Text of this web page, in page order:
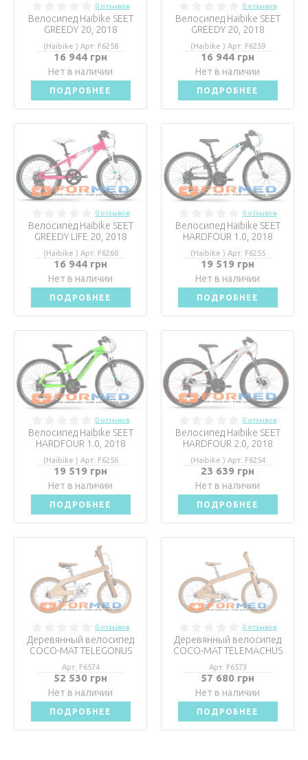
0 отзывов
Велосипед Haibike SEET
GREEDY 20, 2018
(Haibike ) Арт: F6258
16 944 грн
Нет в наличии
ПОДРОБНЕЕ
0 отзывов
Велосипед Haibike SEET
GREEDY 20, 2018
(Haibike ) Арт: F6259
16 944 грн
Нет в наличии
ПОДРОБНЕЕ
0 отзывов
Велосипед Haibike SEET
GREEDY LIFE 20, 2018
(Haibike ) Арт: F6260
16 944 грн
Нет в наличии
ПОДРОБНЕЕ
0 отзывов
Велосипед Haibike SEET
HARDFOUR 1.0, 2018
(Haibike ) Арт: F6255
19 519 грн
Нет в наличии
ПОДРОБНЕЕ
0 отзывов
Велосипед Haibike SEET
HARDFOUR 1.0, 2018
(Haibike ) Арт: F6256
19 519 грн
Нет в наличии
ПОДРОБНЕЕ
0 отзывов
Велосипед Haibike SEET
HARDFOUR 2.0, 2018
(Haibike ) Арт: F6254
23 639 грн
Нет в наличии
ПОДРОБНЕЕ
0 отзывов
Деревянный велосипед
COCO-MAT TELEGONUS
Арт: F6574
52 530 грн
Нет в наличии
ПОДРОБНЕЕ
0 отзывов
Деревянный велосипед
COCO-MAT TELEMACHUS
Арт: F6573
57 680 грн
Нет в наличии
ПОДРОБНЕЕ